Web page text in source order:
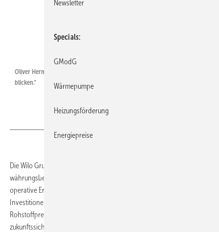
Oliver Hermes: „Wir haben allen Grund, optimistisch in die Zukunft zu
blicken.“
Die Wilo Gruppe, Dortmund, hat 2018 ihren Umsatz
währungsbereinigt um 6,2 % auf 1,46 Mrd. Euro gesteigert. Das
operative Ergebnis (EBIT) blieb mit 91,9 Mio. Euro aufgrund von
Investitionen in die digitale Transformation, stark gestiegenen
Rohstoffpreisen sowie Aufwendungen im Zusammenhang mit
zukunftssichernden Reorganisationsmaßnahmen allerdings unter
Newsletter
Specials
GModG
Wärmepumpe
Heizungsförderung
Energiepreise